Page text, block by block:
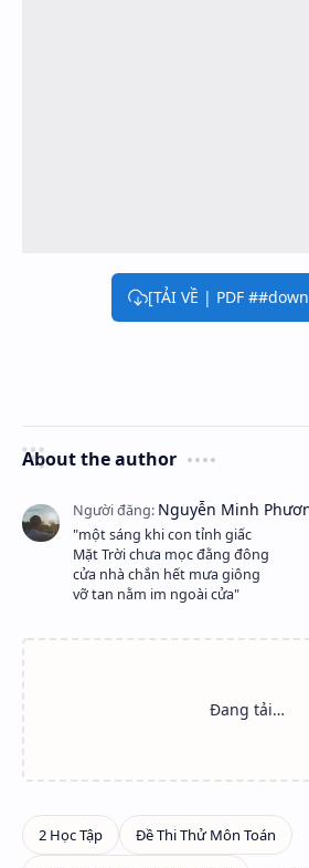
[TẢI VỀ | PDF
About the author
"một sáng khi con tỉnh giấc
Mặt Trời chưa mọc đằng đông
cửa nhà chắn hết mưa giông
vỡ tan nằm im ngoài cửa"